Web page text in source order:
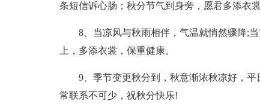
条短信诉心肠；秋分节气到身旁，愿君多添衣裳
8、当凉风与秋雨相伴，气温就悄然骤降;
上，多添衣裳，保重健康。
9、季节变更秋分到，秋意渐浓秋凉好，
常联系不可少，祝秋分快乐!